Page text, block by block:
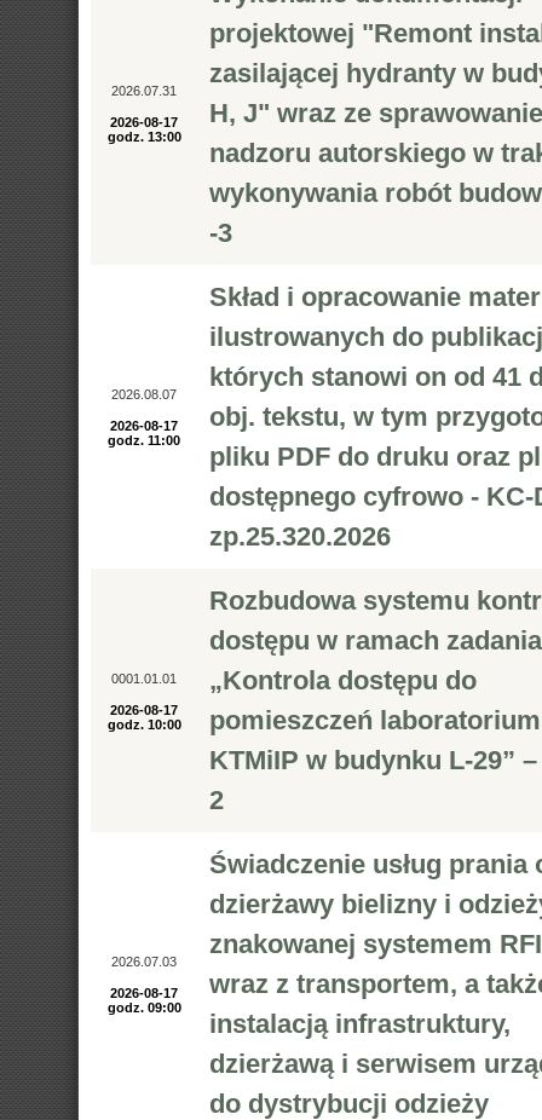
2026.07.31
2026-08-17
godz. 13:00
projektowej "Remont
zasilającej hydranty w
H, J" wraz ze
nadzoru autorskiego w
wykonywania robót
-3
2026.08.07
2026-08-17
godz. 11:00
Skład i opracowanie
ilustrowanych do
których stanowi on od 41
obj. tekstu, w tym
pliku PDF do druku oraz
dostępnego cyfrowo - KC-
zp.25.320.2026
0001.01.01
2026-08-17
godz. 10:00
Rozbudowa systemu
dostępu w ramach zadania
„Kontrola dostępu do
pomieszczeń laboratorium
KTMiIP w budynku L-29”
2
2026.07.03
2026-08-17
godz. 09:00
Świadczenie usług prania
dzierżawy bielizny i
znakowanej systemem
wraz z transportem, a
instalacją infrastruktury,
dzierżawą i serwisem
do dystrybucji odzieży